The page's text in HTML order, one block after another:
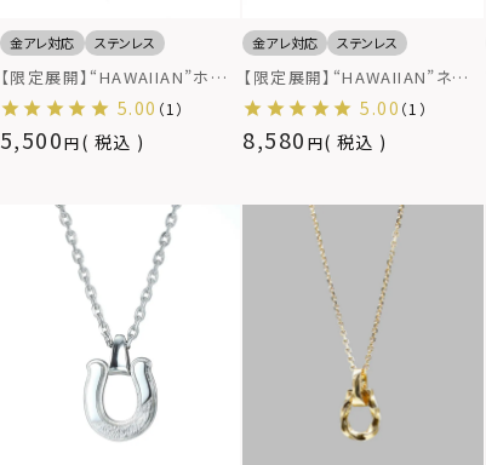
金アレ対応 ステンレス
【限定展開】“HAWAIIAN”ホー
スシューリング/サージカルステ
ンレス（金属アレルギー対応）
5,500 税込
5.00 （1）
金アレ対応 ステンレス
【限定展開】“HAWAIIAN”ネック
レス（ホースシューtypeI）/サー
ジカルステンレス（金属アレルギ
ー対応）
8,580 税込
5.00 （1）